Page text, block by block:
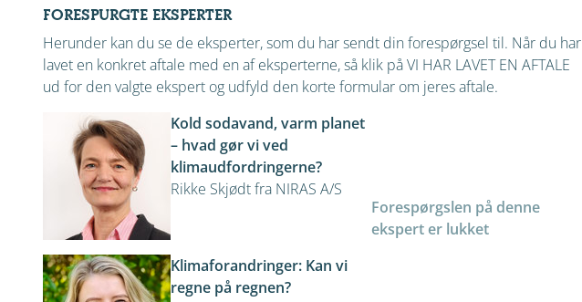
FORESPURGTE EKSPERTER
Herunder kan du se de eksperter, som du har sendt din forespørgsel til. Når du har
lavet en konkret aftale med en af eksperterne, så klik på VI HAR LAVET EN AFTALE
ud for den valgte ekspert og udfyld den korte formular om jeres aftale.
Kold sodavand, varm planet
– hvad gør vi ved
klimaudfordringerne?
Rikke Skjødt fra NIRAS A/S
Forespørgslen på denne
ekspert er lukket
Klimaforandringer: Kan vi
regne på regnen?